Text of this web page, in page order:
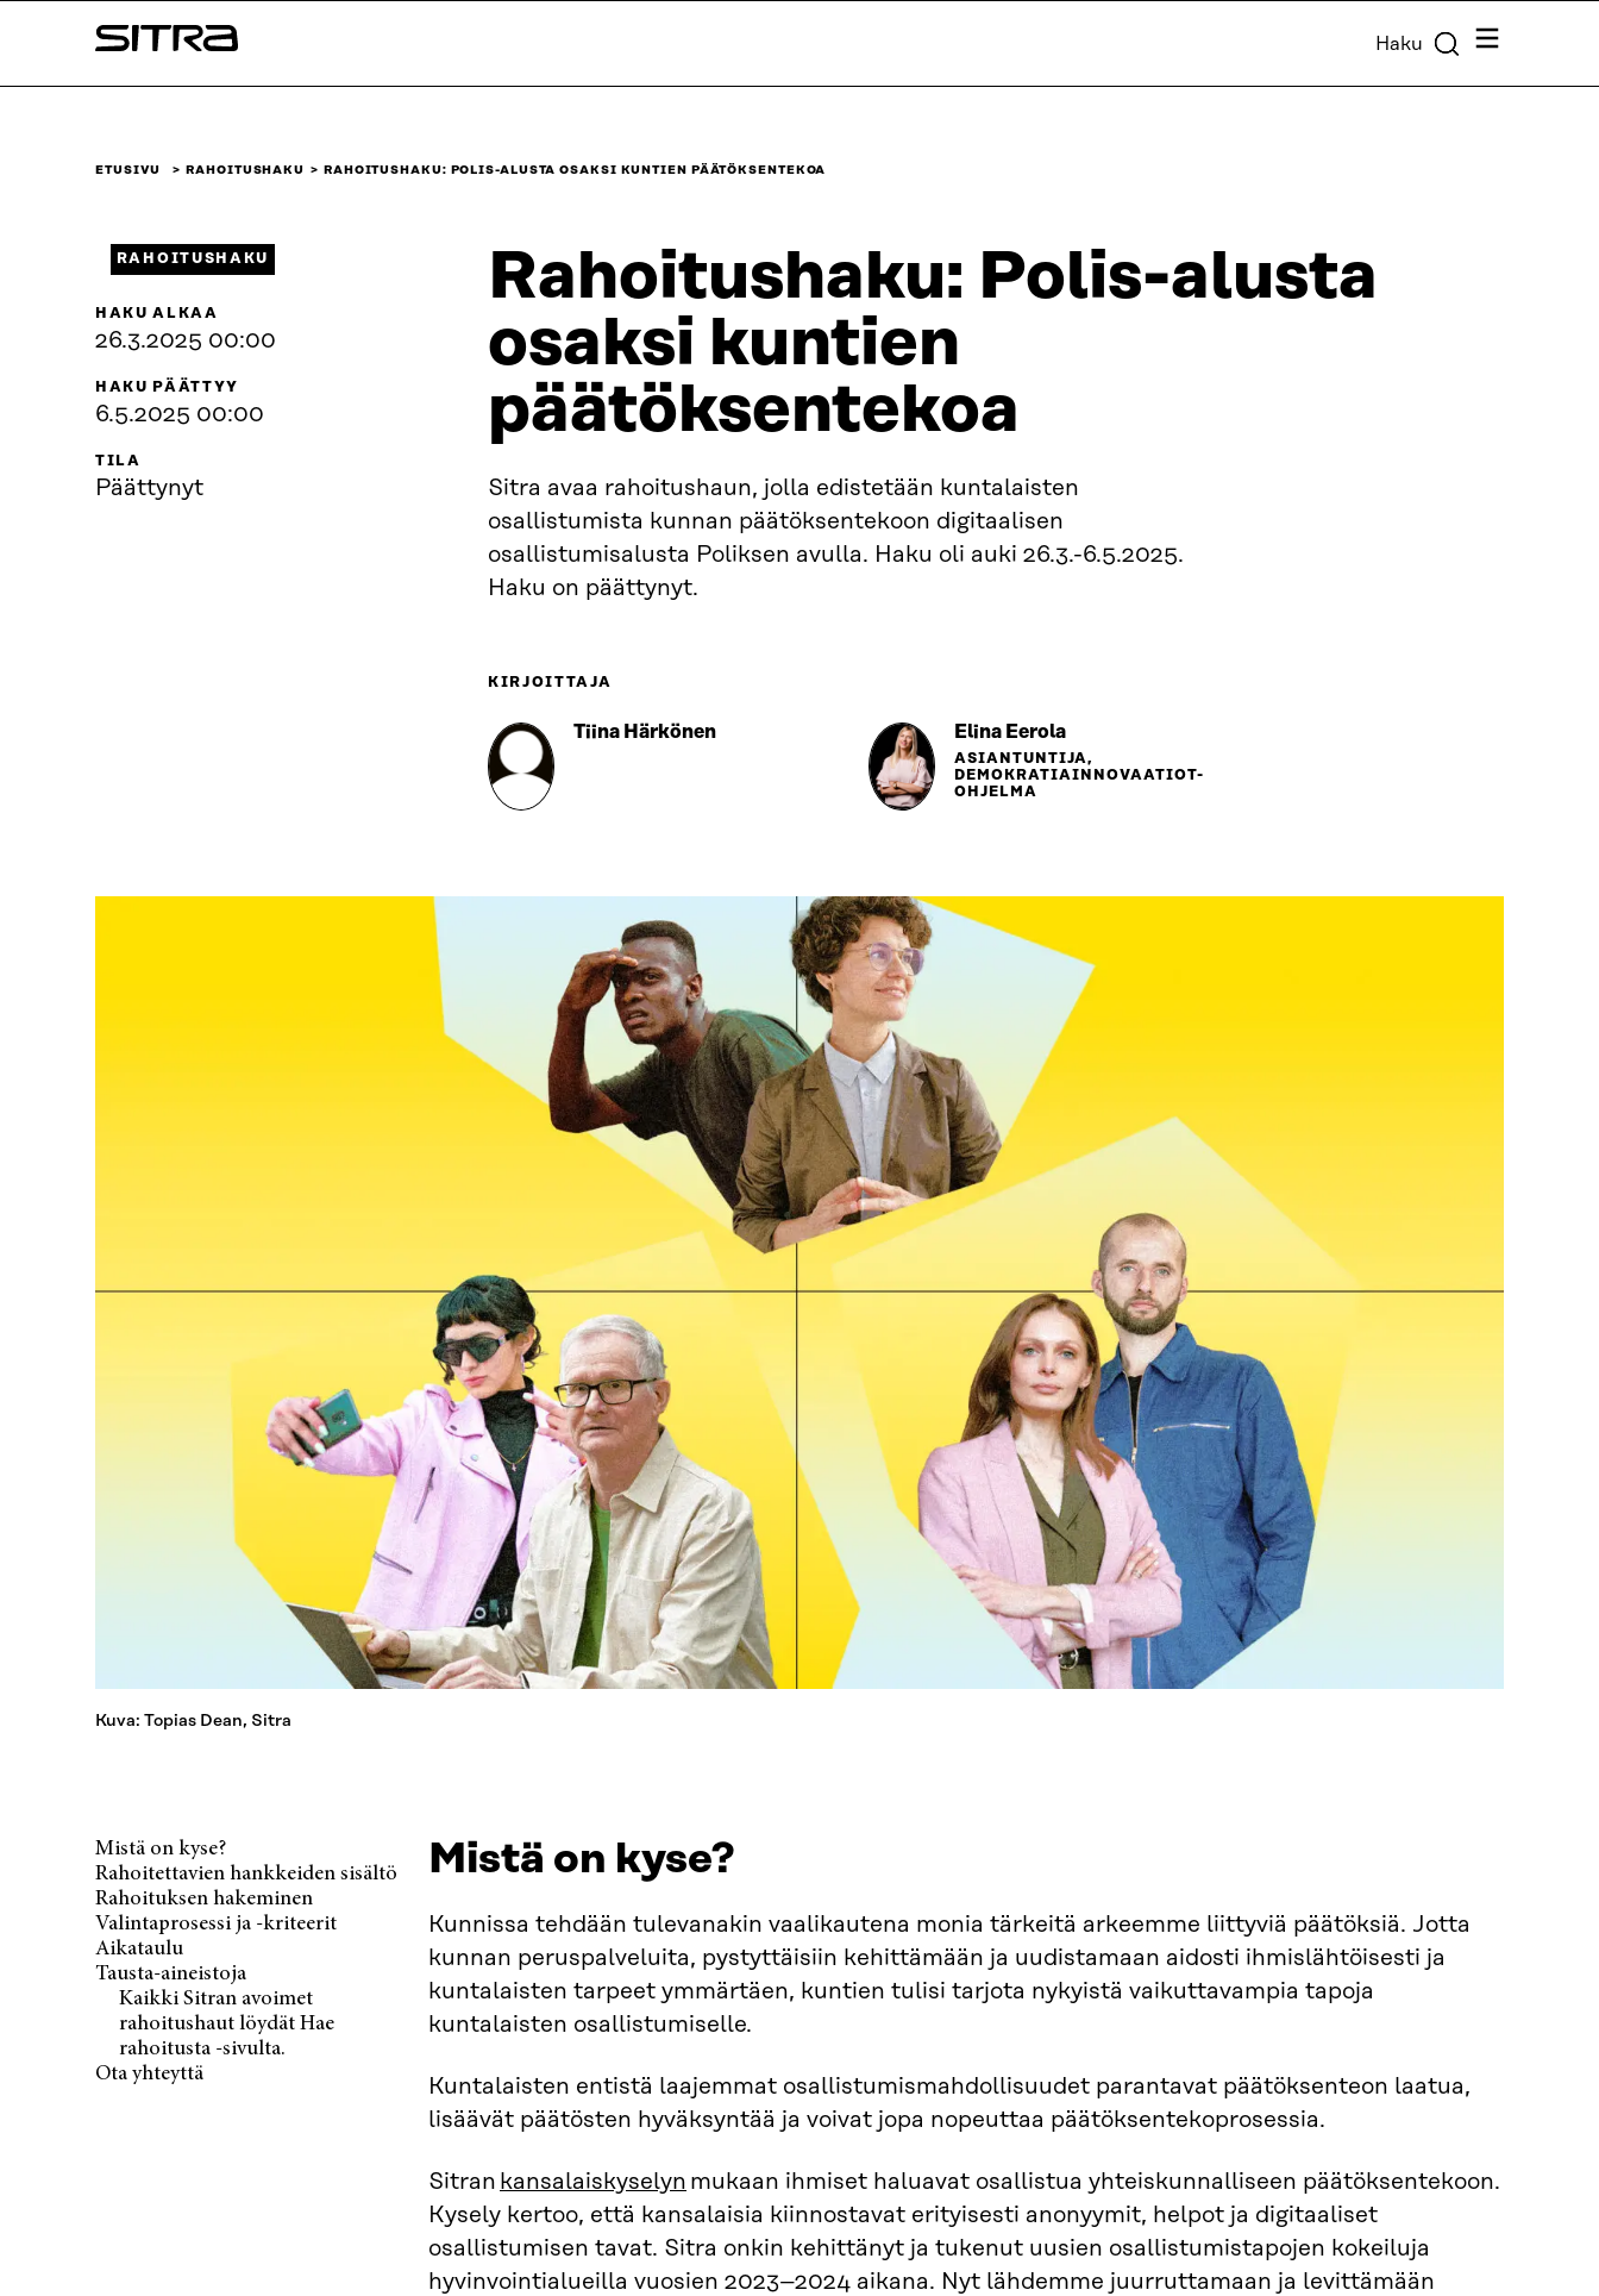
sisältöön
Sitra Haku Valikko
ETUSIVU RAHOITUSHAKU RAHOITUSHAKU: POLIS-ALUSTA OSAKSI KUNTIEN PÄÄTÖKSENTEKOA
Rahoitushaku: Polis-alusta
osaksi kuntien
päätöksentekoa
Sitra avaa rahoitushaun, jolla edistetään kuntalaisten
osallistumista kunnan päätöksentekoon digitaalisen
osallistumisalusta Poliksen avulla. Haku oli auki 26.3.-6.5.2025.
Haku on päättynyt.
KIRJOITTAJA
Tiina Härkönen Elina Eerola
ASIANTUNTIJA,
DEMOKRATIAINNOVAATIOT-
OHJELMA
RAHOITUSHAKU
HAKU ALKAA
26.3.2025 00:00
HAKU PÄÄTTYY
6.5.2025 00:00
TILA
Päättynyt
Kuva: Topias Dean, Sitra
Mistä on kyse?
Rahoitettavien hankkeiden sisältö
Rahoituksen hakeminen
Valintaprosessi ja -kriteerit
Aikataulu
Tausta-aineistoja
Kaikki Sitran avoimet
rahoitushaut löydät Hae
rahoitusta -sivulta.
Ota yhteyttä
Mistä on kyse?
Kunnissa tehdään tulevanakin vaalikautena monia tärkeitä arkeemme liittyviä päätöksiä. Jotta
kunnan peruspalveluita, pystyttäisiin kehittämään ja uudistamaan aidosti ihmislähtöisesti ja
kuntalaisten tarpeet ymmärtäen, kuntien tulisi tarjota nykyistä vaikuttavampia tapoja
kuntalaisten osallistumiselle.
Kuntalaisten entistä laajemmat osallistumismahdollisuudet parantavat päätöksenteon laatua,
lisäävät päätösten hyväksyntää ja voivat jopa nopeuttaa päätöksentekoprosessia.
Sitran kansalaiskyselyn mukaan ihmiset haluavat osallistua yhteiskunnalliseen päätöksentekoon.
Kysely kertoo, että kansalaisia kiinnostavat erityisesti anonyymit, helpot ja digitaaliset
osallistumisen tavat. Sitra onkin kehittänyt ja tukenut uusien osallistumistapojen kokeiluja
hyvinvointialueilla vuosien 2023–2024 aikana. Nyt lähdemme juurruttamaan ja levittämään